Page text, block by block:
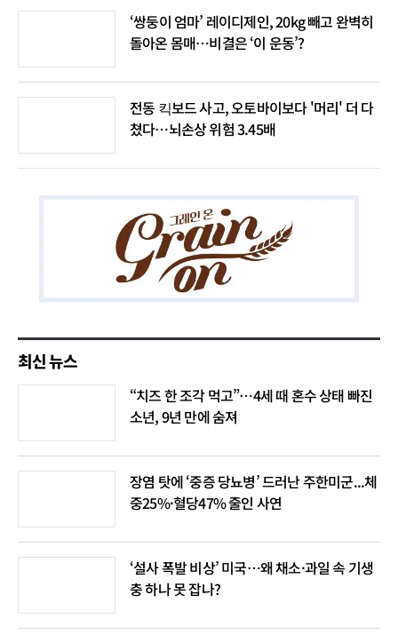
‘쌍둥이 엄마’ 레이디제인, 20kg 빼고 완벽히
돌아온 몸매…비결은 ‘이 운동’?
전동 킥보드 사고, 오토바이보다 '머리' 더 다
쳤다…뇌손상 위험 3.45배
최신 뉴스
“치즈 한 조각 먹고”…4세 때 혼수 상태 빠진
소년, 9년 만에 숨져
장염 탓에 ‘중증 당뇨병’ 드러난 주한미군...체
중25%·혈당47% 줄인 사연
‘설사 폭발 비상’ 미국…왜 채소·과일 속 기생
충 하나 못 잡나?